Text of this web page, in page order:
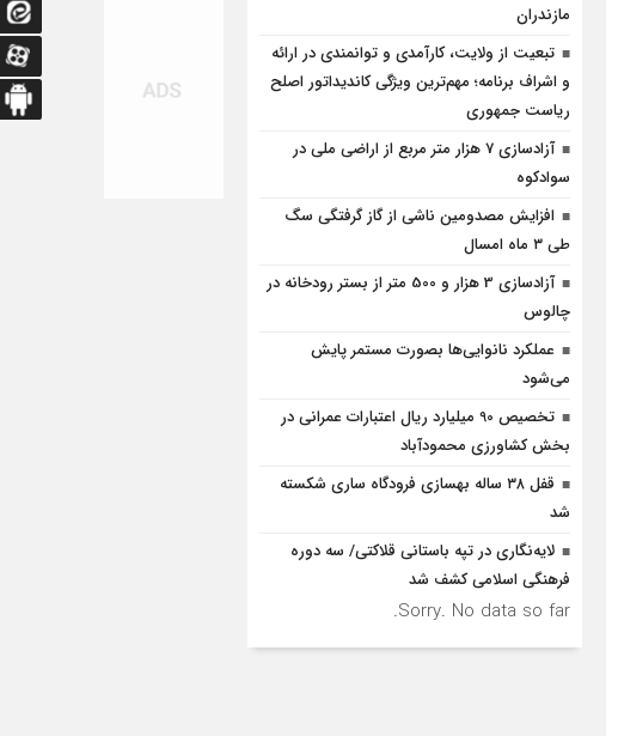
مازندران
تبعیت از ولایت، کارآمدی و توانمندی در ارائه
و اشراف برنامه؛ مهم‌ترین ویژگی کاندیداتور اصلح
ریاست جمهوری
آزادسازی 7 هزار متر مربع از اراضی ملی در
سوادکوه
افزایش مصدومین ناشی از گاز گرفتگی سگ
طی ۳ ماه امسال
آزادسازی 3 هزار و 500 متر از بستر رودخانه در
چالوس
عملکرد نانوایی‌ها بصورت مستمر پایش
می‌شود
تخصیص 90 میلیارد ریال اعتبارات عمرانی در
بخش کشاورزی محمودآباد
قفل ۳۸ ساله بهسازی فرودگاه ساری شکسته
شد
لایه‌نگاری در تپه باستانی قلاکتی/ سه دوره
فرهنگی اسلامی کشف شد
Sorry. No data so far.